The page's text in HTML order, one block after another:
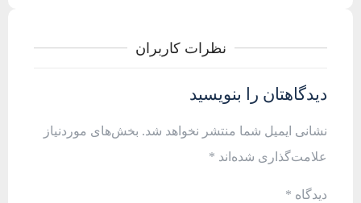
نظرات کاربران
دیدگاهتان را بنویسید
نشانی ایمیل شما منتشر نخواهد شد. بخش‌های موردنیاز
علامت‌گذاری شده‌اند *
دیدگاه *